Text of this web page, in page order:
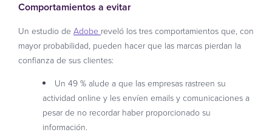
Comportamientos a evitar
Un estudio de Adobereveló los tres comportamientos que, con
mayor probabilidad, pueden hacer que las marcas pierdan la
confianza de sus clientes:
Un 49 % alude a que las empresas rastreen su
actividad online y les envíen emails y comunicaciones a
pesar de no recordar haber proporcionado su
información.